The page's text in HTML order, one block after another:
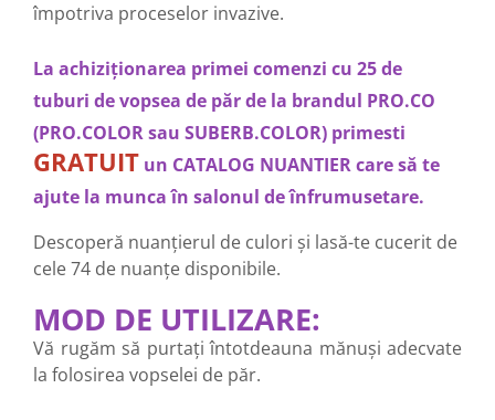
împotriva proceselor invazive.
La achiziționarea primei comenzi cu 25 de
tuburi de vopsea de păr de la brandul PRO.CO
(PRO.COLOR sau SUBERB.COLOR) primesti
GRATUIT un CATALOG NUANTIER care să te
ajute la munca în salonul de înfrumusetare.
Descoperă nuanțierul de culori și lasă-te cucerit de
cele 74 de nuanțe disponibile.
MOD DE UTILIZARE:
Vă rugăm să purtați întotdeauna mănuși adecvate
la folosirea vopselei de păr.